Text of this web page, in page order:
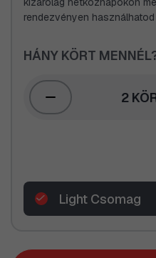
rendezvényen használhatod
HÁNY KÖRT
2
Light Csomag